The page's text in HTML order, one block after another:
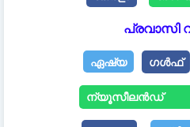
പ്രവാസി
ഏഷ്യ ഗൾഫ്
ന്യൂസീലൻഡ്